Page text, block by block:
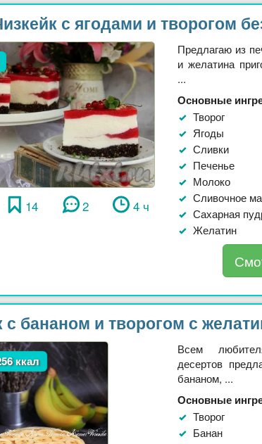
с ягодами и творогом
14 2 4 ч
Предлагаю из
и желатина
...
Основные
Творог
Ягоды
Сливки
Печенье
Молоко
Сливочное
Сахарная
Желатин
с бананом и творогом с
ккал
Всем
десертов
бананом, ...
Основные
Творог
Банан